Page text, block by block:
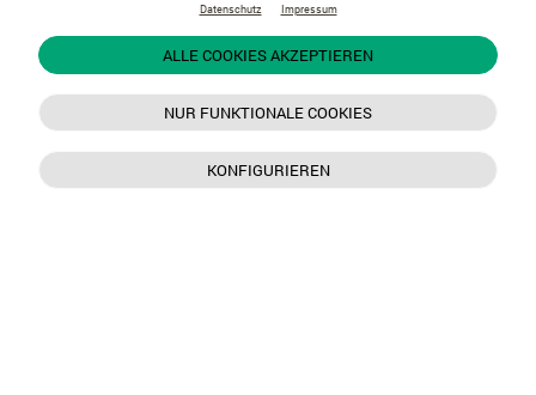
Datenschutz Impressum
ALLE COOKIES AKZEPTIEREN
NUR FUNKTIONALE COOKIES
KONFIGURIEREN